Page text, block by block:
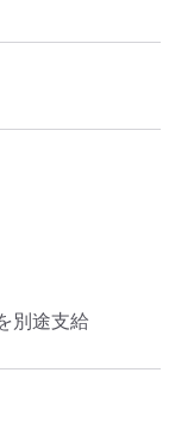
別途支給